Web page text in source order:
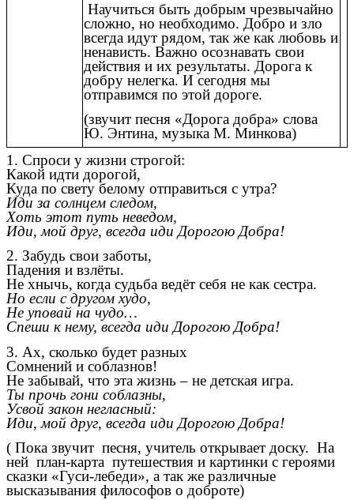
Научиться быть добрым чрезвычайно
сложно, но необходимо. Добро и зло
всегда идут рядом, так же как любовь и
ненависть. Важно осознавать свои
действия и их результаты. Дорога к
добру нелегка. И сегодня мы
отправимся по этой дороге.
(звучит песня «Дорога добра» слова
Ю. Энтина, музыка М. Минкова)
1. Спроси у жизни строгой:
Какой идти дорогой,
Куда по свету белому отправиться с утра?
Иди за солнцем следом,
Хоть этот путь неведом,
Иди, мой друг, всегда иди Дорогою Добра!
2. Забудь свои заботы,
Падения и взлёты.
Не хнычь, когда судьба ведёт себя не как сестра.
Но если с другом худо,
Не уповай на чудо…
Спеши к нему, всегда иди Дорогою Добра!
3. Ах, сколько будет разных
Сомнений и соблазнов!
Не забывай, что эта жизнь – не детская игра.
Ты прочь гони соблазны,
Усвой закон негласный:
Иди, мой друг, всегда иди Дорогою Добра!
( Пока звучит песня, учитель открывает доску. На
ней план-карта путешествия и картинки с героями
сказки «Гуси-лебеди», а так же различные
высказывания философов о доброте)